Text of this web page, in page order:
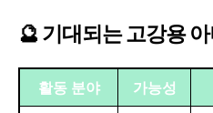
🔮 기대되는 고강용
활동 분야 가능성